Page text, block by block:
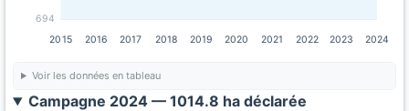
694
2015 2016 2017 2018 2019 2020 2021 2022 2023 2024
Voir les données en tableau
Campagne 2024 — 1014.8 ha déclarée